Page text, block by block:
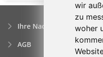
wir
zu
woher
Ihre Nachfrage
AGB